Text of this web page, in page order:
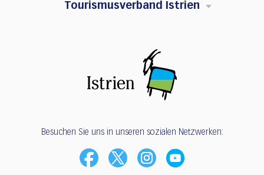
Tourismusverband Istrien
Besuchen Sie uns in unseren sozialen Netzwerken: